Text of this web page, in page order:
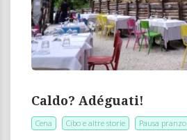
Caldo? Adéguati!
Cena Cibo e altre storie Pausa pranzo